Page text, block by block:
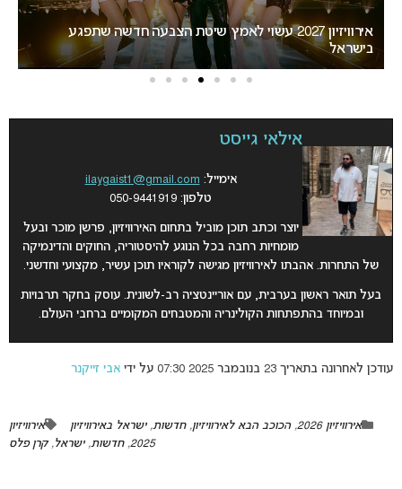
אירוויזיון 2027 עשוי לאמץ שיטת הצבעה חדשה שתפגע
בישראל
אילאי גייסט
אימייל: ilaygaist1@gmail.com
טלפון: 050-9441919
יוצר וכתב תוכן מוביל בתחום האירוויזיון, פרשן מוכר ובעל
מומחיות רחבה בכל הנוגע להיסטוריה, החוקים והדינמיקה
של התחרות. אהבתו לאירוויזיון מגישה לקוראיו תוכן עשיר, מקצועי וחדשני.
בעל תואר ראשון בערבית, עם אוריינטציה רב-לשונית. עוסק בחקר תרבויות
ובמיוחד בהתפתחות הקולינריה והמטבחים המקומיים ברחבי העולם.
עודכן לאחרונה בתאריך 23 בנובמבר 2025 07:30 על ידי אבי זייקנר
אירוויזיון 2026 , הכוכב הבא לאירוויזיון, חדשות, ישראל באירוויזיון
אירוויזיון
2025
, חדשות, ישראל, קרן פלס